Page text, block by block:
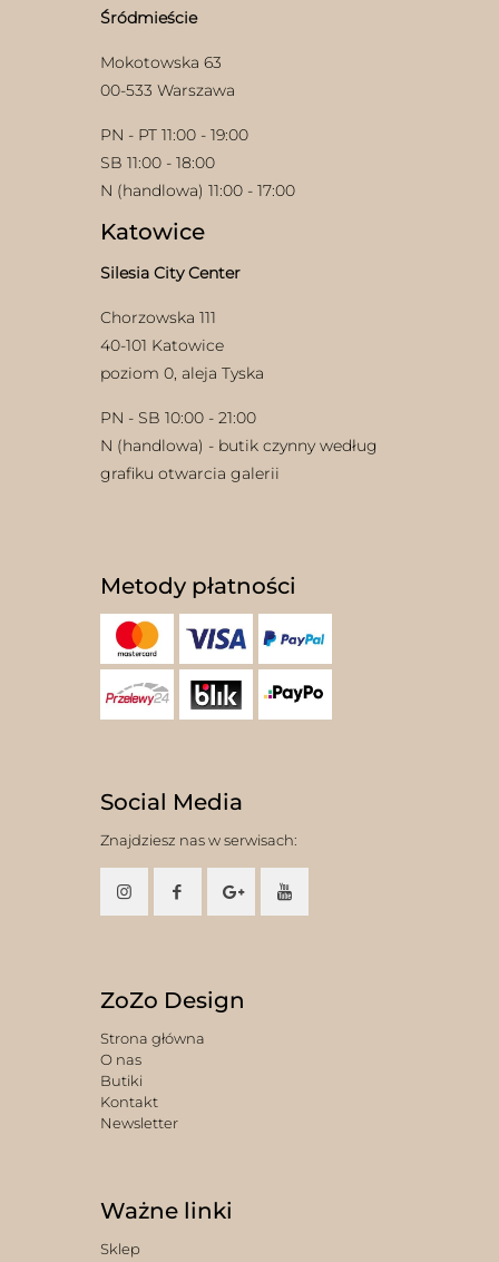
Śródmieście
Mokotowska 63
00-533 Warszawa
PN - PT 11:00 - 19:00
SB 11:00 - 18:00
N (handlowa) 11:00 - 17:00
Katowice
Silesia City Center
Chorzowska 111
40-101 Katowice
poziom 0, aleja Tyska
PN - SB 10:00 - 21:00
N (handlowa) - butik czynny według
grafiku otwarcia galerii
Metody płatności
Social Media
Znajdziesz nas w serwisach:
ZoZo Design
Strona główna
O nas
Butiki
Kontakt
Newsletter
Ważne linki
Sklep